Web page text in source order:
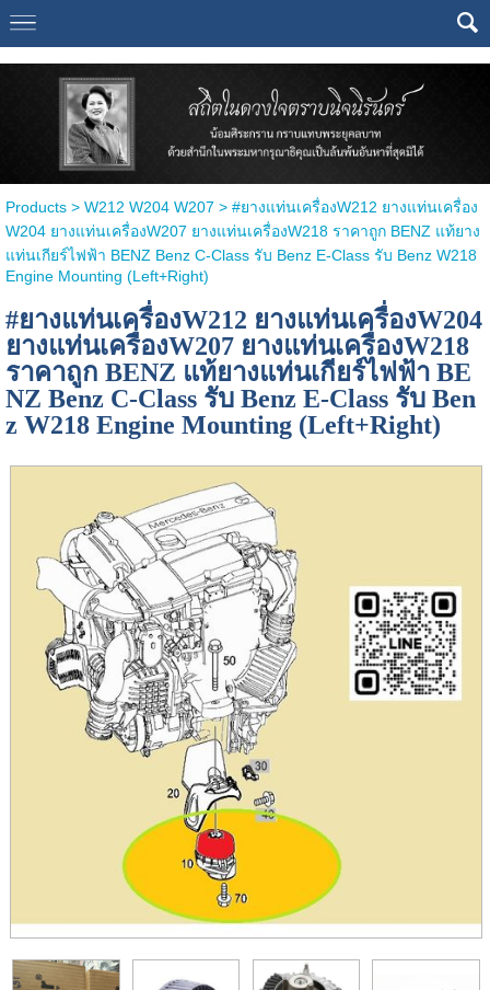
Products> W212 W204 W207 > #ยางแท่นเครื่องW212 ยางแท่นเครื่อง
W204 ยางแท่นเครื่องW207 ยางแท่นเครื่องW218 ราคาถูก BENZ แท้ยาง
แท่นเกียร์ไฟฟ้า BENZ Benz C-Class รับ Benz E-Class รับ Benz W218
Engine Mounting (Left+Right)
#ยางแท่นเครื่องW212 ยางแท่นเครื่องW204
ยางแท่นเครื่องW207 ยางแท่นเครื่องW218
ราคาถูก BENZ แท้ยางแท่นเกียร์ไฟฟ้า BE
NZ Benz C-Class รับ Benz E-Class รับ Ben
z W218 Engine Mounting (Left+Right)